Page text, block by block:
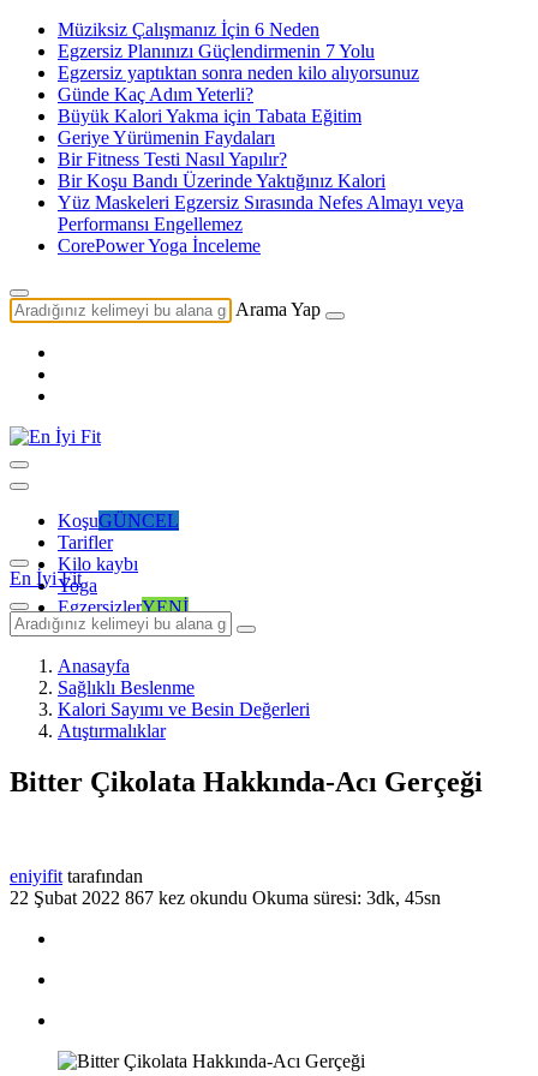
Müziksiz Çalışmanız İçin 6 Neden
Egzersiz Planınızı Güçlendirmenin 7 Yolu
Egzersiz yaptıktan sonra neden kilo alıyorsunuz
Günde Kaç Adım Yeterli?
Büyük Kalori Yakma için Tabata Eğitim
Geriye Yürümenin Faydaları
Bir Fitness Testi Nasıl Yapılır?
Bir Koşu Bandı Üzerinde Yaktığınız Kalori
Yüz Maskeleri Egzersiz Sırasında Nefes Almayı veya
Performansı Engellemez
CorePower Yoga İnceleme
Arama Yap
KoşuGÜNCEL
Tarifler
Kilo kaybı
Yoga
EgzersizlerYENİ
En İyi Fit
Anasayfa
Sağlıklı Beslenme
Kalori Sayımı ve Besin Değerleri
Atıştırmalıklar
Bitter Çikolata Hakkında-Acı Gerçeği
eniyifit tarafından
22 Şubat 2022 867 kez okundu Okuma süresi: 3dk, 45sn